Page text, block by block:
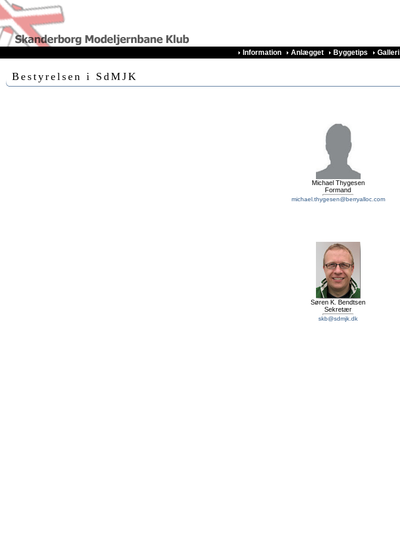
Information Anlægget Byggetips Galleri
Bestyrelsen i SdMJK
Michael Thygesen
Formand
michael.thygesen@berryalloc.com
Søren K. Bendtsen
Sekretær
skb@sdmjk.dk